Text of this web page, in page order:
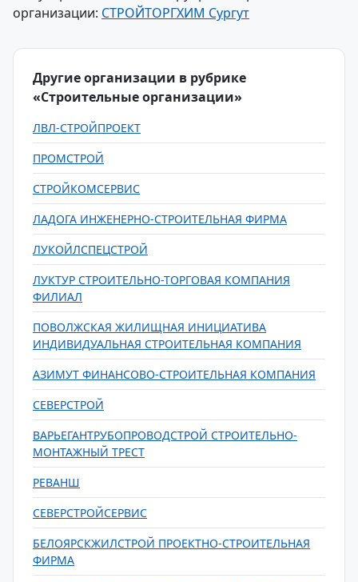
организации: СТРОЙТОРГХИМ Сургут
Другие организации в рубрике
«Строительные организации»
ЛВЛ-СТРОЙПРОЕКТ
ПРОМСТРОЙ
СТРОЙКОМСЕРВИС
ЛАДОГА ИНЖЕНЕРНО-СТРОИТЕЛЬНАЯ ФИРМА
ЛУКОЙЛСПЕЦСТРОЙ
ЛУКТУР СТРОИТЕЛЬНО-ТОРГОВАЯ КОМПАНИЯ
ФИЛИАЛ
ПОВОЛЖСКАЯ ЖИЛИЩНАЯ ИНИЦИАТИВА
ИНДИВИДУАЛЬНАЯ СТРОИТЕЛЬНАЯ КОМПАНИЯ
АЗИМУТ ФИНАНСОВО-СТРОИТЕЛЬНАЯ КОМПАНИЯ
СЕВЕРСТРОЙ
ВАРЬЕГАНТРУБОПРОВОДСТРОЙ СТРОИТЕЛЬНО-
МОНТАЖНЫЙ ТРЕСТ
РЕВАНШ
СЕВЕРСТРОЙСЕРВИС
БЕЛОЯРСКЖИЛСТРОЙ ПРОЕКТНО-СТРОИТЕЛЬНАЯ
ФИРМА